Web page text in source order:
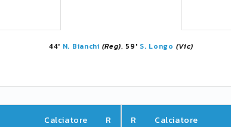
44' N. Bianchi (Reg), 59' S. Longo (Vic)
Calciatore R R Calciatore